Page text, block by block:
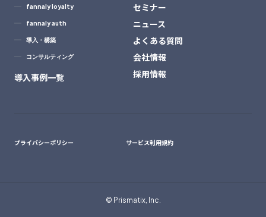
fannaly loyalty
fannaly auth
導入・構築
コンサルティング
導入事例一覧
セミナー
ニュース
よくある質問
会社情報
採用情報
プライバシーポリシー サービス利用規約
© Prismatix, Inc.